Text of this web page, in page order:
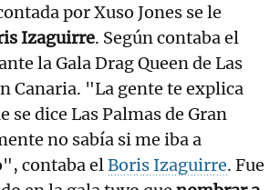
por Xuso Jones se le
Izaguirre. Según contaba el
la Gala Drag Queen de Las
Canaria. "La gente te explica
se dice Las Palmas de Gran
no sabía si me iba a
contaba elBoris Izaguirre. Fue